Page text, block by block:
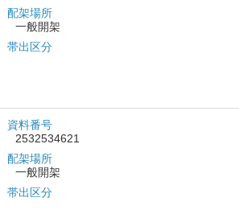
配架場所
一般開架
帯出区分
資料番号
2532534621
配架場所
一般開架
帯出区分